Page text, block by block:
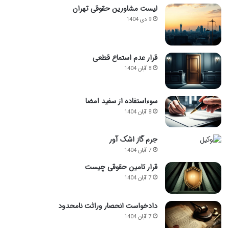
لیست مشاورین حقوقی تهران
9 دی 1404
قرار عدم استماع قطعی
8 آبان 1404
سوءاستفاده از سفید امضا
8 آبان 1404
جرم گاز اشک آور
7 آبان 1404
قرار تامین حقوقی چیست
7 آبان 1404
دادخواست انحصار وراثت نامحدود
7 آبان 1404